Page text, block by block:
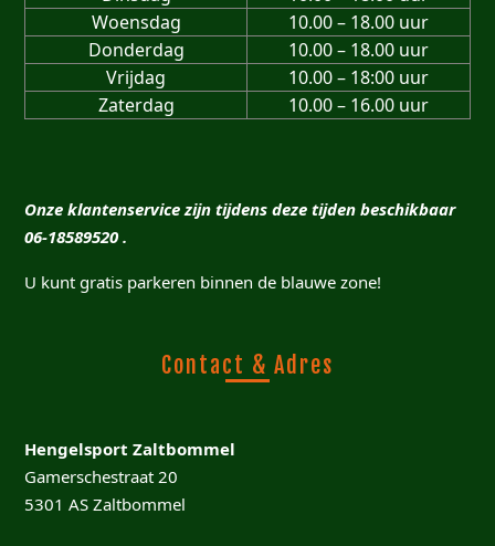
Woensdag
10.00 – 18.00 uur
Donderdag
10.00 – 18.00 uur
Vrijdag
10.00 – 18:00 uur
Zaterdag
10.00 – 16.00 uur
Onze klantenservice zijn tijdens deze tijden beschikbaar
06-18589520 .
U kunt gratis parkeren binnen de blauwe zone!
Contact & Adres
Hengelsport Zaltbommel
Gamerschestraat 20
5301 AS Zaltbommel